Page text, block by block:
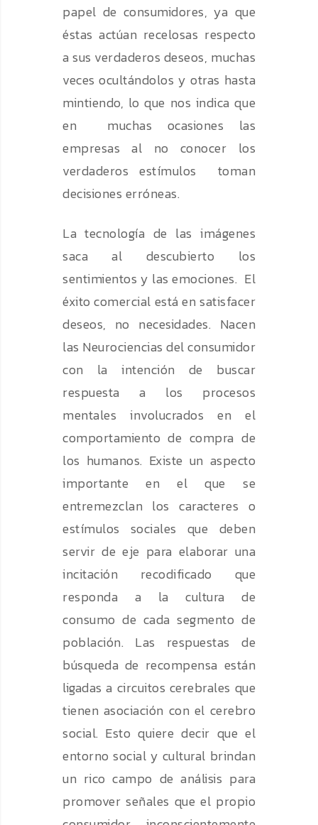
papel de consumidores, ya que
éstas actúan recelosas respecto
a sus verdaderos deseos, muchas
veces ocultándolos y otras hasta
mintiendo, lo que nos indica que
en muchas ocasiones las
empresas al no conocer los
verdaderos estímulos toman
decisiones erróneas.
La tecnología de las imágenes
saca al descubierto los
sentimientos y las emociones. El
éxito comercial está en satisfacer
deseos, no necesidades. Nacen
las Neurociencias del consumidor
con la intención de buscar
respuesta a los procesos
mentales involucrados en el
comportamiento de compra de
los humanos. Existe un aspecto
importante en el que se
entremezclan los caracteres o
estímulos sociales que deben
servir de eje para elaborar una
incitación recodificado que
responda a la cultura de
consumo de cada segmento de
población. Las respuestas de
búsqueda de recompensa están
ligadas a circuitos cerebrales que
tienen asociación con el cerebro
social. Esto quiere decir que el
entorno social y cultural brindan
un rico campo de análisis para
promover señales que el propio